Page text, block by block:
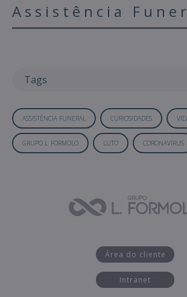
Assistência
Tags
ASSISTÊNCIA FUNERAL CURIOSIDADES
GRUPO L. FORMOLO LUTO CORONAVÍRUS
Área do cliente
Intranet